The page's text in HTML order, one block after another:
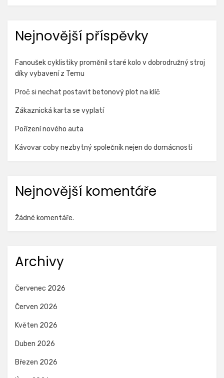
Nejnovější příspěvky
Fanoušek cyklistiky proměnil staré kolo v dobrodružný stroj
díky vybavení z Temu
Proč si nechat postavit betonový plot na klíč
Zákaznická karta se vyplatí
Pořízení nového auta
Kávovar coby nezbytný společník nejen do domácnosti
Nejnovější komentáře
Žádné komentáře.
Archivy
Červenec 2026
Červen 2026
Květen 2026
Duben 2026
Březen 2026